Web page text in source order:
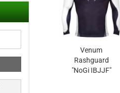
Venum
Rashguard
"NoGi IBJJF"